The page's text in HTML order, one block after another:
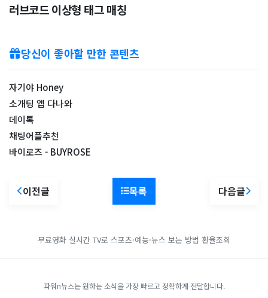
러브코드 이상형 태그 매칭
당신이 좋아할 만한 콘텐츠
자기야 Honey
소개팅 앱 다나와
데이톡
채팅어플추천
바이로즈 - BUYROSE
이전글 목록 다음글
무료영화 실시간 TV로 스포츠·예능·뉴스 보는 방법 환율조회
파워n뉴스는 원하는 소식을 가장 빠르고 정확하게 전달합니다.